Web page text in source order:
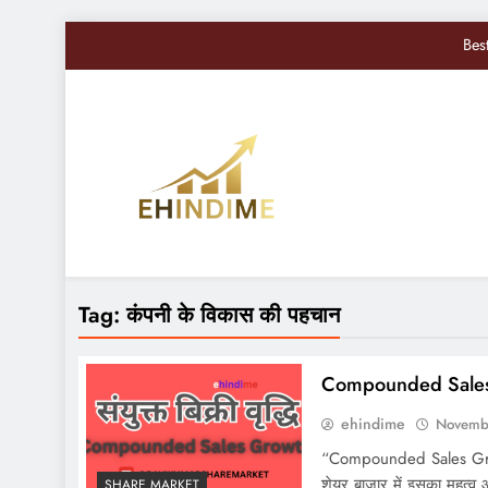
Sandisk Shares में
Nifty, Sensex
सोमवार से
Smarter Investments, Brighter Future: Your
Tag:कंपनी के विकास की पहचान
Compounded
ehindime
“Compounded Sales